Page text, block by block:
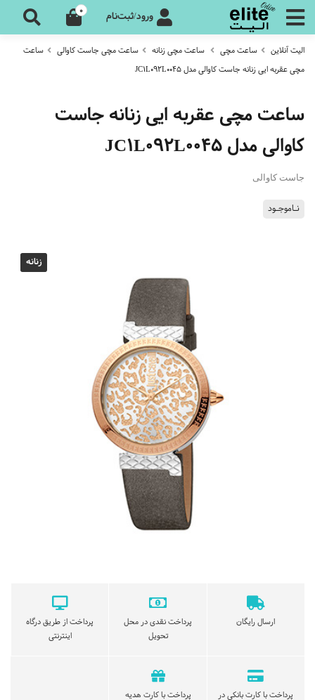
ورود/ثبت‌نام 0
الیت آنلاین ساعت مچی ساعت مچی زنانه ساعت مچی جاست کاوالی
ساعت
مچی عقربه ایی زنانه جاست کاوالی مدل JC1L092L0045
ساعت مچی عقربه ایی زنانه جاست
کاوالی مدل JC1L092L0045
جاست کاوالی
نـاموجـود
زنانه
ارسال رایگان
پرداخت نقدی در محل
تحویل
پرداخت از طریق درگاه
اینترنتی
پرداخت با کارت بانکی در
پرداخت با کارت هدیه